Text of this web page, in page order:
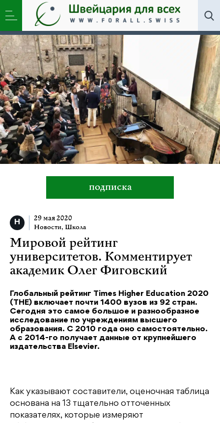
Новости,Школа»Мировой рейтинг
университетов. Комментирует академик Олег
подписка
29 мая 2020
Новости, Школа
Мировой рейтинг
университетов. Комментирует
академик Олег Фиговский
Глобальный рейтинг Times Higher Education 2020
(THE) включает почти 1400 вузов из 92 стран.
Сегодня это самое большое и разнообразное
исследование по учреждениям высшего
образования. С 2010 года оно самостоятельно.
А с 2014-го получает данные от крупнейшего
издательства Elsevier.
Как указывают составители, оценочная таблица
основана на 13 тщательно отточенных
показателях, которые измеряют